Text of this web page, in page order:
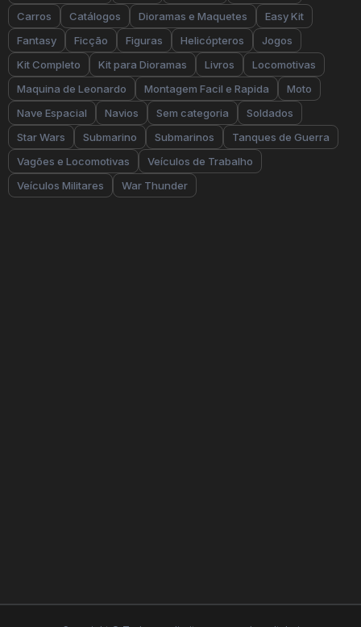
Carros
Catálogos Dioramas e Maquetes
Easy Kit
Fantasy
Ficção Figuras Helicópteros
Jogos
Kit Completo
Kit para Dioramas Livros
Locomotivas
Maquina de Leonardo
Montagem Facil e Rapida
Moto
Nave Espacial
Navios Sem categoria
Soldados
Star Wars
Submarino Submarinos
Tanques de Guerra
Vagões e Locomotivas
Veículos de Trabalho
Veículos Militares
War Thunder